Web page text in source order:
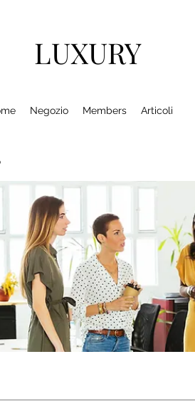
LUXURY
Negozio Members Articoli